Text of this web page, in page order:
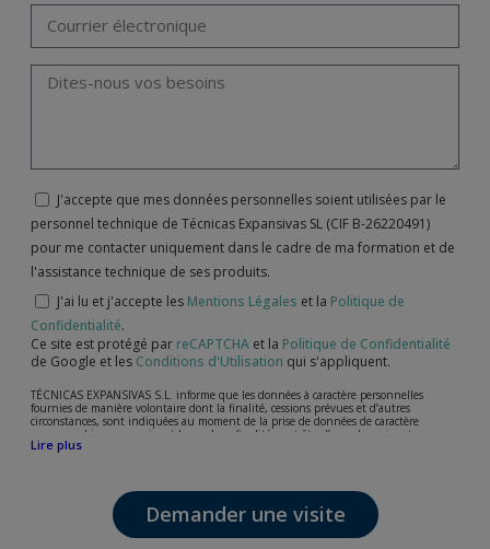
J'accepte que mes données personnelles soient utilisées par le
personnel technique de Técnicas Expansivas SL (CIF B-26220491)
pour me contacter uniquement dans le cadre de ma formation et de
l'assistance technique de ses produits.
J'ai lu et j'accepte les Mentions Légales et la Politique de
Confidentialité.
Ce site est protégé par reCAPTCHA et la Politique de Confidentialité
de Google et les Conditions d'Utilisation qui s'appliquent.
TÉCNICAS EXPANSIVAS S.L. informe que les données à caractère personnelles
fournies de manière volontaire dont la finalité, cessions prévues et d’autres
circonstances, sont indiquées au moment de la prise de données de caractère
personne, bien que, suivant le cas, leur finalité peut être l’une des suivantes,
l’attention de votre demande, litige ou requise, maintien de la relation établie, la
Les données de nos fichiers sont absolument confidentielles et seront traitées avec la
plus grande confidentialité et répondent à toutes les exigences prévues par la loi
15/1999 du 13 décembre sur la protection des données personnelles.
Lire plus
Demander une visite